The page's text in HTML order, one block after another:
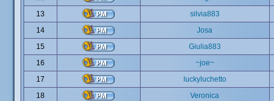
13
silvia883
14
Josa
15
Giulia883
16
~joe~
17
luckyluchetto
18
Veronica